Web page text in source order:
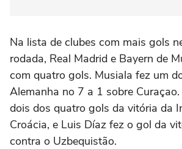
Na lista de clubes com mais gols
rodada, Real Madrid e Bayern de
com quatro gols. Musiala fez um
Alemanha no 7 a 1 sobre
dois dos quatro gols da vitória da
Croácia, e Luis Díaz fez o gol da
contra o Uzbequistão.